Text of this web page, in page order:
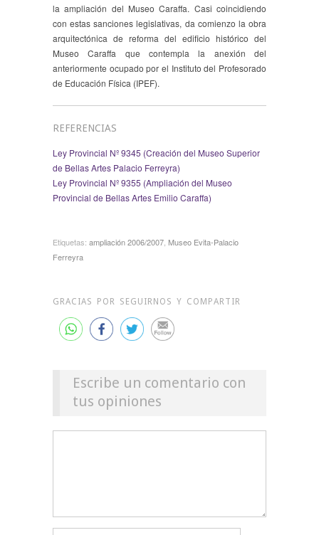
la ampliación del Museo Caraffa. Casi coincidiendo
con estas sanciones legislativas, da comienzo la obra
arquitectónica de reforma del edificio histórico del
Museo Caraffa que contempla la anexión del
anteriormente ocupado por el Instituto del Profesorado
de Educación Física (IPEF).
REFERENCIAS
Ley Provincial Nº 9345 (Creación del Museo Superior
de Bellas Artes Palacio Ferreyra)
Ley Provincial Nº 9355 (Ampliación del Museo
Provincial de Bellas Artes Emilio Caraffa)
Etiquetas: ampliación 2006/2007 Museo Evita-Palacio
Ferreyra
GRACIAS POR SEGUIRNOS Y COMPARTIR
Escribe un comentario con
tus opiniones